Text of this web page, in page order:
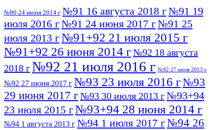
№90 24 июня 2014 г №91 16 августа 2018 г№91 19
июля 2016 г№91 24 июня 2017 г№91 25
июля 2013 г№91+92 21 июля 2015 г
№91+92 26 июня 2014 г№92 18 августа
2018 г№92 21 июля 2016 г №92 27 июля 2013 г
№92 27 июня 2017 г №93 23 июля 2016 г№93
29 июня 2017 г№93 30 июля 2013 г№93+94
23 июля 2015 г№93+94 28 июня 2014 г
№94 1 августа 2013 г №94 1 июля 2017 г№94 26